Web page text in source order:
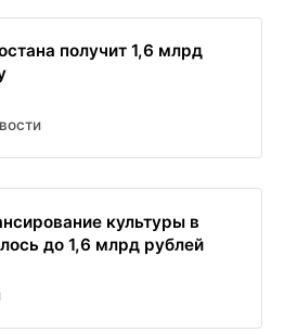
получит 1,6 млрд
культуры в
до 1,6 млрд рублей